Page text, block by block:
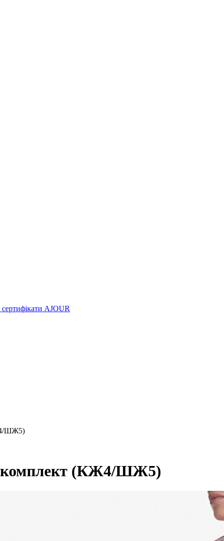
AJOUR
ШЖ5)
(КЖ4/ШЖ5)